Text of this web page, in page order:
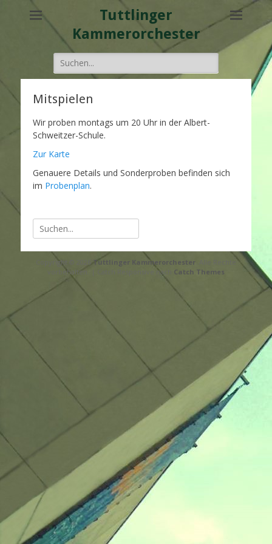
Tuttlinger
Kammerorchester
Suche
nach:
Mitspielen
Wir proben montags um 20 Uhr in der Albert-
Schweitzer-Schule.
Zur Karte
Genauere Details und Sonderproben befinden sich
im Probenplan.
Suche
nach:
Copyright © 2026 Tuttlinger Kammerorchester
vorbehalten. | Catch Responsive nach Catch Themes